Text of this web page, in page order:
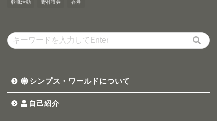
転職活動 野村證券 香港
シンプス・ワールドについて
自己紹介